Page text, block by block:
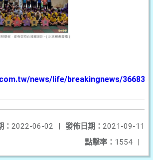
news/life/breakingnews/
發佈日期： 2021-09-11
： 2022-06-02
|
點擊率： 1554 |